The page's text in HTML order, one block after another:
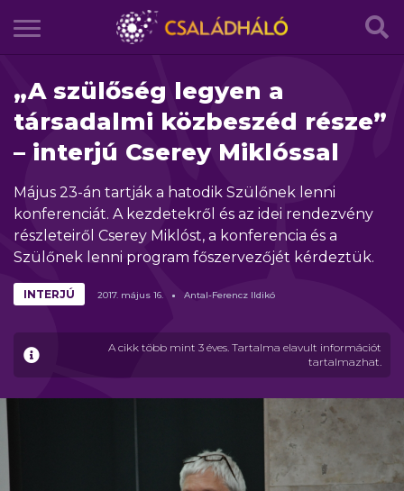
„A szülőség legyen a
társadalmi közbeszéd része”
– interjú Cserey Miklóssal
Május 23-án tartják a hatodik Szülőnek lenni
konferenciát. A kezdetekről és az idei rendezvény
részleteiről Cserey Miklóst, a konferencia és a
Szülőnek lenni program főszervezőjét kérdeztük.
A cikk több mint 3 éves. Tartalma elavult információt
tartalmazhat.
INTERJÚ 2017. május 16. Antal-Ferencz Ildikó